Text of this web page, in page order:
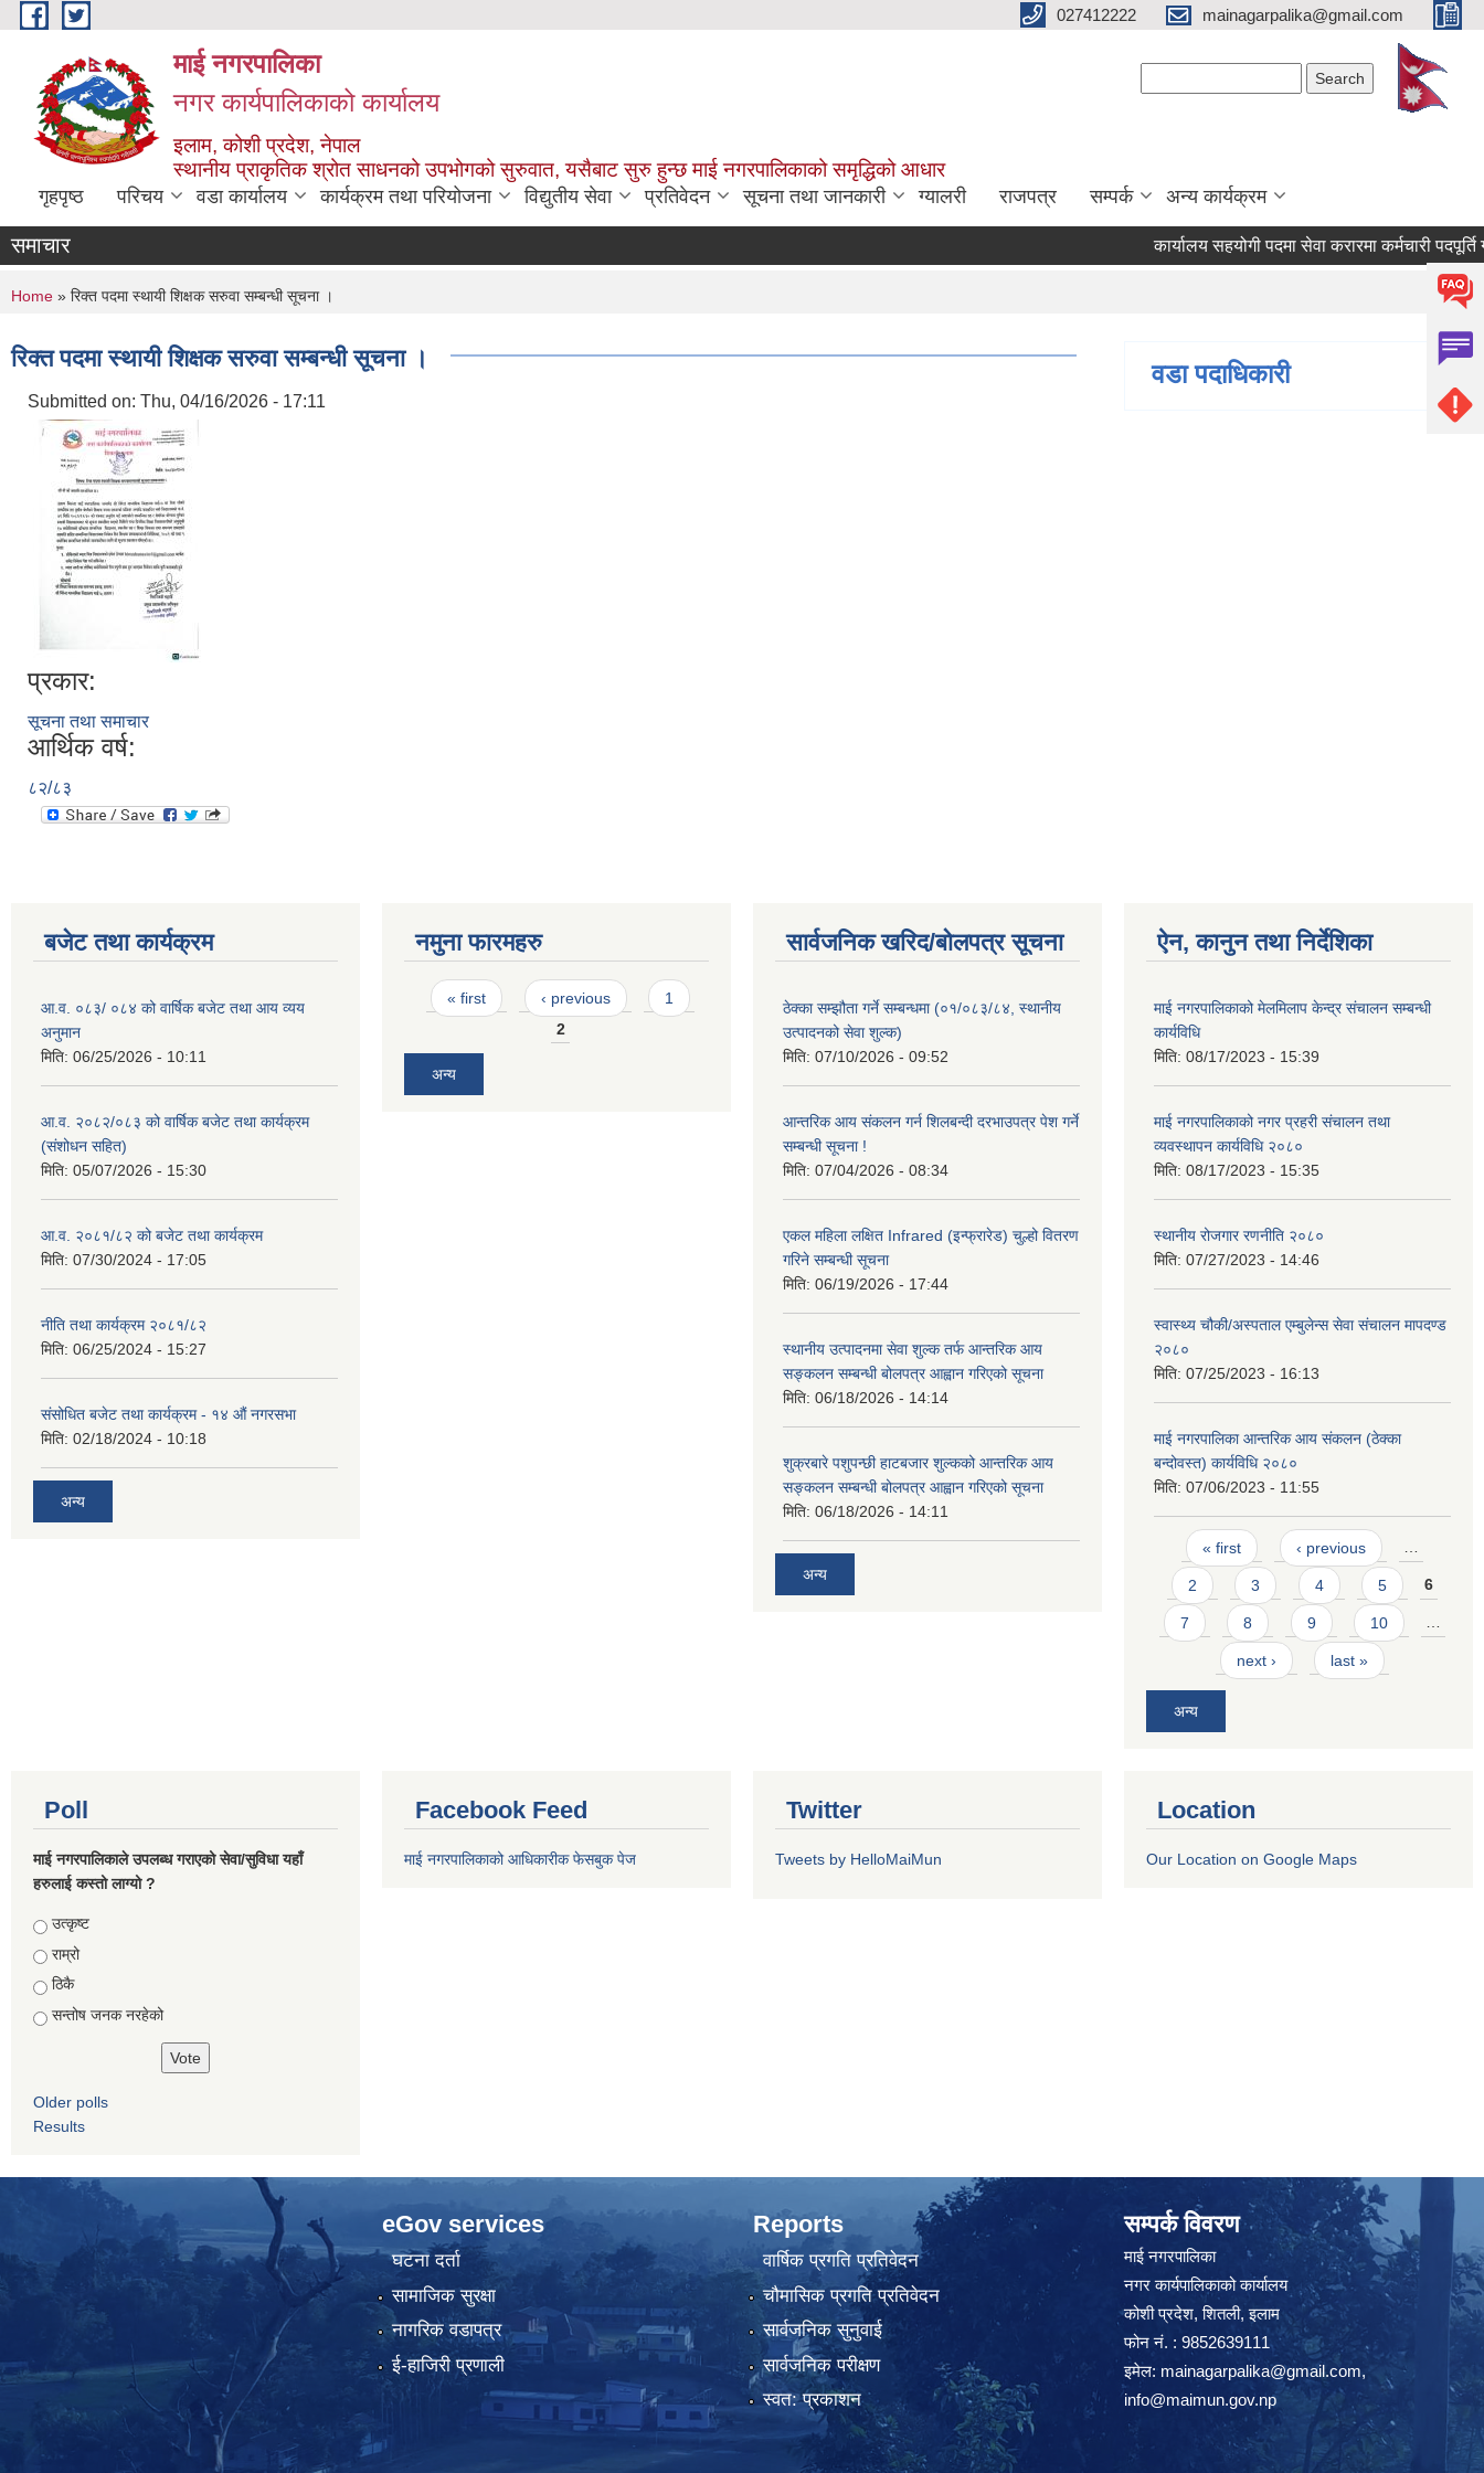
Skip to main content 027412222 mainagarpalika@gmail.com
माई नगरपालिका
नगर कार्यपालिकाको कार्यालय
इलाम, कोशी प्रदेश, नेपाल
स्थानीय प्राकृतिक श्रोत साधनको उपभोगको सुरुवात, यसैबाट सुरु हुन्छ माई नगरपालिकाको समृद्धिको आधार
गृहपृष्ठ परिचय वडा कार्यालय कार्यक्रम तथा परियोजना विद्युतीय सेवा प्रतिवेदन सूचना तथा जानकारी ग्यालरी राजपत्र सम्पर्क अन्य कार्यक्रम
समाचार कार्यालय सहयोगी पदमा सेवा करारमा कर्मचारी पदपूर्ति
You are here
Home » रिक्त पदमा स्थायी शिक्षक सरुवा सम्बन्धी सूचना ।
रिक्त पदमा स्थायी शिक्षक सरुवा सम्बन्धी सूचना ।
Submitted on: Thu, 04/16/2026 - 17:11
प्रकार:
सूचना तथा समाचार
आर्थिक वर्ष:
८२/८३
वडा पदाधिकारी
बजेट तथा कार्यक्रम
आ.व. ०८३/ ०८४ को वार्षिक बजेट तथा आय व्यय
अनुमान
मिति: 06/25/2026 - 10:11
आ.व. २०८२/०८३ को वार्षिक बजेट तथा कार्यक्रम
(संशोधन सहित)
मिति: 05/07/2026 - 15:30
आ.व. २०८१/८२ को बजेट तथा कार्यक्रम
मिति: 07/30/2024 - 17:05
नीति तथा कार्यक्रम २०८१/८२
मिति: 06/25/2024 - 15:27
संसोधित बजेट तथा कार्यक्रम - १४ औं नगरसभा
मिति: 02/18/2024 - 10:18
अन्य
नमुना फारमहरु
Pages
« first ‹ previous
1
2
अन्य
सार्वजनिक खरिद/बोलपत्र सूचना
ठेक्का सम्झौता गर्ने सम्बन्धमा (०१/०८३/८४, स्थानीय
उत्पादनको सेवा शुल्क)
मिति: 07/10/2026 - 09:52
आन्तरिक आय संकलन गर्न शिलबन्दी दरभाउपत्र पेश गर्ने
सम्बन्धी सूचना !
मिति: 07/04/2026 - 08:34
एकल महिला लक्षित Infrared (इन्फ्रारेड) चुल्हो वितरण
गरिने सम्बन्धी सूचना
मिति: 06/19/2026 - 17:44
स्थानीय उत्पादनमा सेवा शुल्क तर्फ आन्तरिक आय
सङ्कलन सम्बन्धी बोलपत्र आह्वान गरिएको सूचना
मिति: 06/18/2026 - 14:14
शुक्रबारे पशुपन्छी हाटबजार शुल्कको आन्तरिक आय
सङ्कलन सम्बन्धी बोलपत्र आह्वान गरिएको सूचना
मिति: 06/18/2026 - 14:11
अन्य
ऐन, कानुन तथा निर्देशिका
माई नगरपालिकाको मेलमिलाप केन्द्र संचालन सम्बन्धी
कार्यविधि
मिति: 08/17/2023 - 15:39
माई नगरपालिकाको नगर प्रहरी संचालन तथा
व्यवस्थापन कार्यविधि २०८०
मिति: 08/17/2023 - 15:35
स्थानीय रोजगार रणनीति २०८०
मिति: 07/27/2023 - 14:46
स्वास्थ्य चौकी/अस्पताल एम्बुलेन्स सेवा संचालन मापदण्ड
२०८०
मिति: 07/25/2023 - 16:13
माई नगरपालिका आन्तरिक आय संकलन (ठेक्का
बन्दोवस्त) कार्यविधि २०८०
मिति: 07/06/2023 - 11:55
Pages
« first ‹ previous …
2 3 4 5 6
7 8 9 10 …
next › last »
अन्य
Poll
माई नगरपालिकाले उपलब्ध गराएको सेवा/सुविधा यहाँ
हरुलाई कस्तो लाग्यो ?
Choices
उत्कृष्ट
राम्रो
ठिकै
सन्तोष जनक नरहेको
Older polls
Results
Facebook Feed
माई नगरपालिकाको आधिकारीक फेसबुक पेज
Twitter
Tweets by HelloMaiMun
Location
Our Location on Google Maps
eGov services
घटना दर्ता
सामाजिक सुरक्षा
नागरिक वडापत्र
ई-हाजिरी प्रणाली
Reports
वार्षिक प्रगति प्रतिवेदन
चौमासिक प्रगति प्रतिवेदन
सार्वजनिक सुनुवाई
सार्वजनिक परीक्षण
स्वत: प्रकाशन
सम्पर्क विवरण
माई नगरपालिका
नगर कार्यपालिकाको कार्यालय
कोशी प्रदेश, शितली, इलाम
फोन नं. : 9852639111
इमेल: mainagarpalika@gmail.com,
info@maimun.gov.np